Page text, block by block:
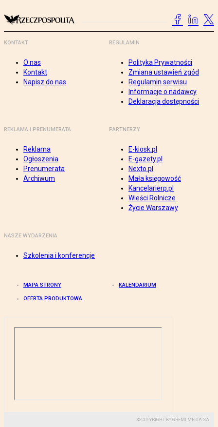
KONTAKT
O nas
Kontakt
Napisz do nas
REGULAMIN
Polityka Prywatności
Zmiana ustawień zgód
Regulamin serwisu
Informacje o nadawcy
Deklaracja dostępności
REKLAMA I PRENUMERATA
Reklama
Ogłoszenia
Prenumerata
Archiwum
PARTNERZY
E-kiosk.pl
E-gazety.pl
Nexto.pl
Mała księgowość
Kancelarierp.pl
Wieści Rolnicze
Życie Warszawy
NASZE WYDARZENIA
Szkolenia i konferencje
MAPA STRONY KALENDARIUM
OFERTA PRODUKTOWA
© COPYRIGHT BY GREMI MEDIA SA